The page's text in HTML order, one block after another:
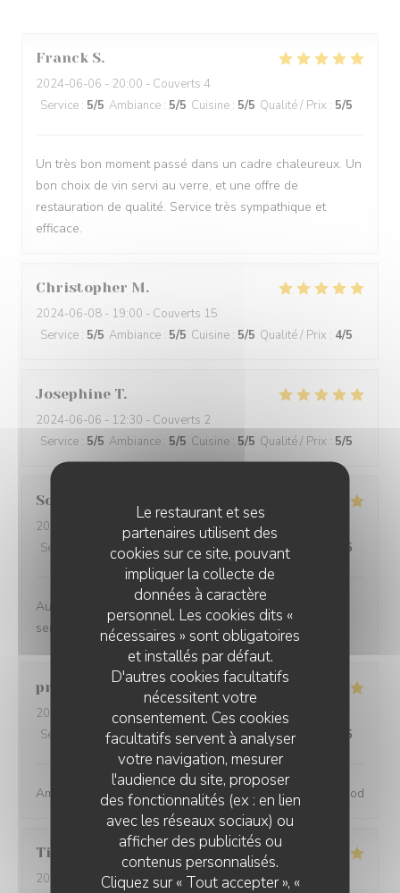
Le restaurant et ses
partenaires utilisent des
cookies sur ce site, pouvant
impliquer la collecte de
données à caractère
personnel. Les cookies dits «
nécessaires » sont obligatoires
et installés par défaut.
D'autres cookies facultatifs
nécessitent votre
consentement. Ces cookies
facultatifs servent à analyser
votre navigation, mesurer
l'audience du site, proposer
des fonctionnalités (ex : en lien
avec les réseaux sociaux) ou
afficher des publicités ou
contenus personnalisés.
Cliquez sur « Tout accepter », «
Franck S
2024-06-06 - 20:00 - Couverts 4
Service : 5/5 Ambiance : 5/5 Cuisine : 5/5 Qualité / Prix : 5/5
Un très bon moment passé dans un cadre chaleureux. Un
bon choix de vin servi au verre, et une offre de
restauration de qualité. Service très sympathique et
efficace.
Christopher M
2024-06-08 - 19:00 - Couverts 15
Service : 5/5 Ambiance : 5/5 Cuisine : 5/5 Qualité / Prix : 4/5
Josephine T
2024-06-06 - 12:30 - Couverts 2
Service : 5/5 Ambiance : 5/5 Cuisine : 5/5 Qualité / Prix : 5/5
Sophie
2024-06-04
- 19:00 - Couverts 2
Service
Ambiance :5 /5 Cuisine 4/5 Qualité / Prix /5
Au top !! Belle carte des vins , nourriture très bonne,
service sympa :)
pranat
2024-06-06
- 20:00 - Couverts 3
Service
Ambiance:5 /5 Cuisine : 5/5 Qualité / Prix /5
Amazing place, excellent service and great wine and food
Tiphaine
2024-05-31 - 20:30 - Couverts 2